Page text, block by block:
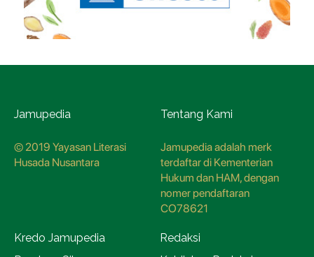
Jamupedia
© 2019 Yayasan Literasi
Husada Nusantara
Tentang Kami
Jamupedia adalah merk
terdaftar di Kementerian
Hukum dan HAM, dengan
nomer pendaftaran
CO78621
Kredo Jamupedia
Redaksi